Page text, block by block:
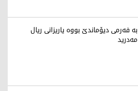
بە فەرمی دیۆماندێ بووە یاریزانی ریال
مەدرید